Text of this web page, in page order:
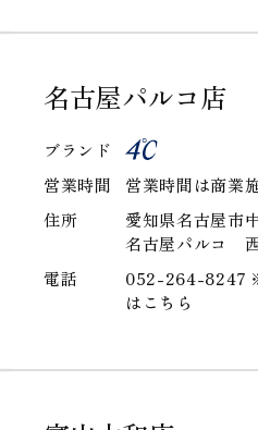
名古屋パルコ店
ブランド
営業時間
営業時間は商業
住所
愛知県名古屋市
名古屋パルコ
電話
052-264-8247
はこちら